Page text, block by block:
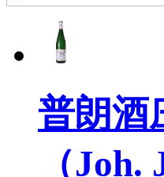
普朗酒
（Joh.